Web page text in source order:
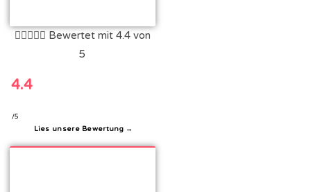
 Bewertet mit 4.4 von
5
4.4
/5
Lies unsere Bewertung →